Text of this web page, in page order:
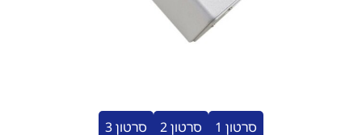
סרטון 1 סרטון 2 סרטון 3